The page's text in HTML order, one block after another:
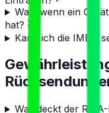
Was, wenn ein
hat?
Kann ich die IMEIs
Was deckt der